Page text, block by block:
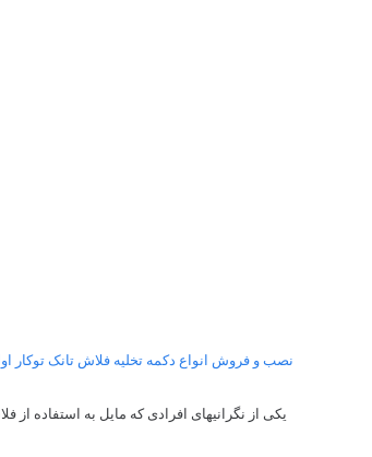
نصب و فروش انواع دکمه تخلیه فلاش تانک
یکی از نگرانیهای افرادی که مایل به استفاده